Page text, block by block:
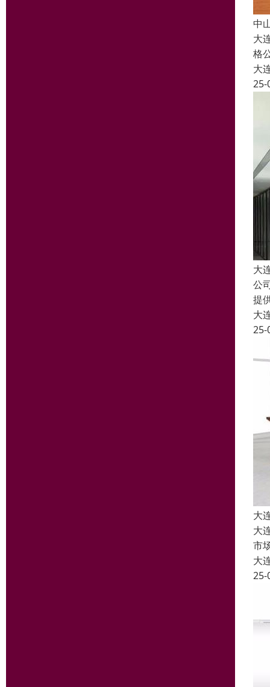
中
大
格
大
25-
大
公
提
大
25-
大
大
市
大
25-